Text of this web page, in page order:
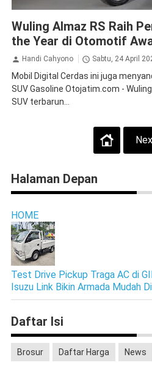
Wuling Almaz RS Raih
the Year di Otomotif
Handi Cahyono Sabtu, 24 April
Mobil Digital Cerdas ini juga
SUV Gasoline Otojatim.com -
SUV terbarun...
Halaman Depan
HOME
Test Drive Pickup Traga AC di
Isuzu Link Bikin Armada Mudah
Daftar Isi
Brosur Daftar Harga News